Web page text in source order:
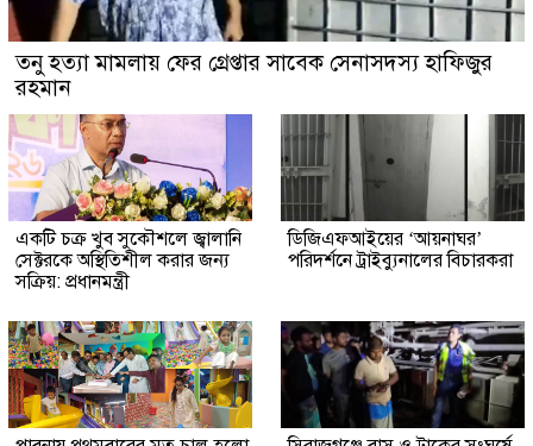
তনু হত্যা মামলায় ফের গ্রেপ্তার সাবেক সেনাসদস্য হাফিজুর
রহমান
একটি চক্র খুব সুকৌশলে জ্বালানি
সেক্টরকে অস্থিতিশীল করার জন্য
সক্রিয়: প্রধানমন্ত্রী
ডিজিএফআইয়ের ‘আয়নাঘর’
পরিদর্শনে ট্রাইব্যুনালের বিচারকরা